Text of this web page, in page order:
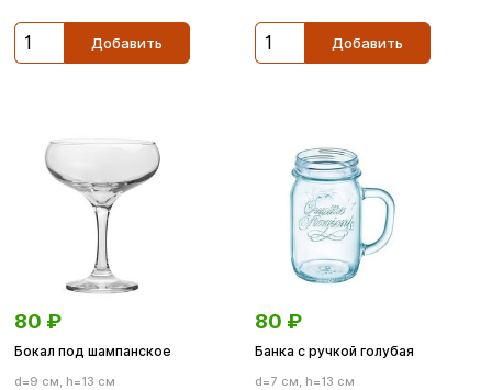
Добавить Добавить
80 ₽
Бокал под шампанское
d=9 см, h=13 см
80 ₽
Банка с ручкой голубая
d=7 см, h=13 см